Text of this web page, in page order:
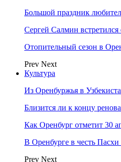
Большой праздник
Сергей Салмин
Отопительный сезон в
Prev Next
Культура
Из Оренбуржья в
Близится ли к концу
Как Оренбург отметит 30
В Оренбурге в честь Пасхи
Prev Next